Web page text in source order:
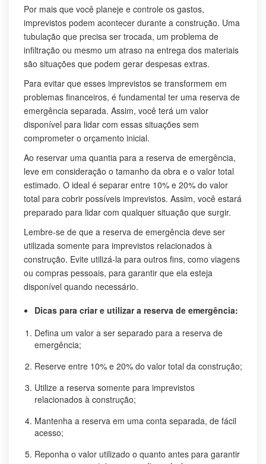
Por mais que você planeje e controle os gastos,
imprevistos podem acontecer durante a construção. Uma
tubulação que precisa ser trocada, um problema de
infiltração ou mesmo um atraso na entrega dos materiais
são situações que podem gerar despesas extras.
Para evitar que esses imprevistos se transformem em
problemas financeiros, é fundamental ter uma reserva de
emergência separada. Assim, você terá um valor
disponível para lidar com essas situações sem
comprometer o orçamento inicial.
Ao reservar uma quantia para a reserva de emergência,
leve em consideração o tamanho da obra e o valor total
estimado. O ideal é separar entre 10% e 20% do valor
total para cobrir possíveis imprevistos. Assim, você estará
preparado para lidar com qualquer situação que surgir.
Lembre-se de que a reserva de emergência deve ser
utilizada somente para imprevistos relacionados à
construção. Evite utilizá-la para outros fins, como viagens
ou compras pessoais, para garantir que ela esteja
disponível quando necessário.
Dicas para criar e utilizar a reserva de emergência:
Defina um valor a ser separado para a reserva de
emergência;
Reserve entre 10% e 20% do valor total da construção;
Utilize a reserva somente para imprevistos
relacionados à construção;
Mantenha a reserva em uma conta separada, de fácil
acesso;
Reponha o valor utilizado o quanto antes para garantir